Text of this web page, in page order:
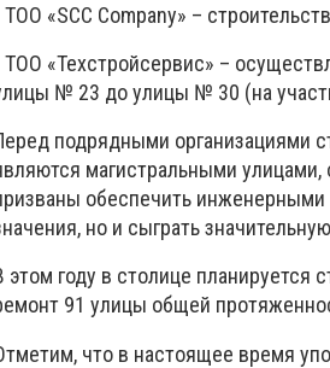
ТОО «SCC Company» –
ТОО «Техстройсервис» –
№ 23 до улицы № 30 (на
подрядными организациями
магистральными
обеспечить инженерными
но и сыграть
этом году в столице планируется
91 улицы общей
что в настоящее время